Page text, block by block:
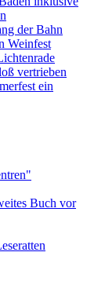
der Bahn
Weinfest
vertrieben
ein
Buch vor